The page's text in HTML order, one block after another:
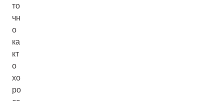
то
чн
о
ка
кт
о
хо
ро